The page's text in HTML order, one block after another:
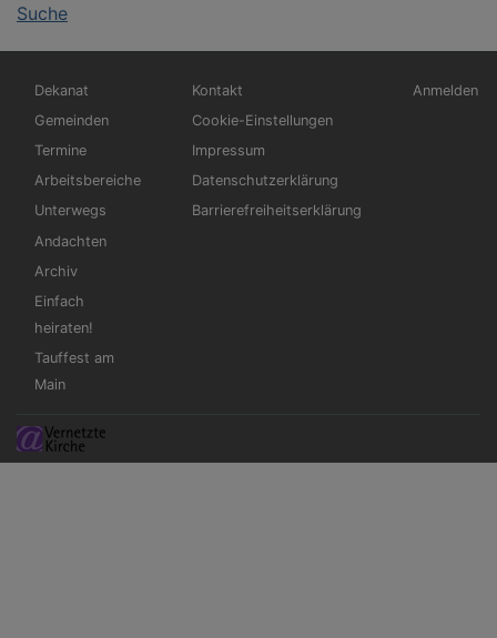
Suche
Hauptnavigation
Dekanat
Gemeinden
Termine
Arbeitsbereiche
Unterwegs
Andachten
Archiv
Einfach
heiraten!
Tauffest am
Main
Fußbereichsmenü
Kontakt
Cookie-Einstellungen
Impressum
Datenschutzerklärung
Barrierefreiheitserklärung
Anmelden